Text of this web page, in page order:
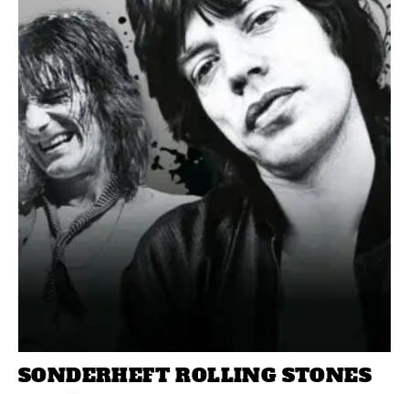
SONDERHEFT ROLLING STONES